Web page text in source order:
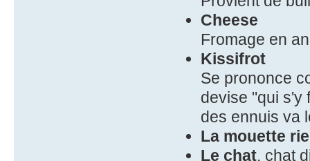
Cheese
Fromage en
Kissifrot
Se prononce
devise "qui s'y
des ennuis va
La mouette
Le chat, chat